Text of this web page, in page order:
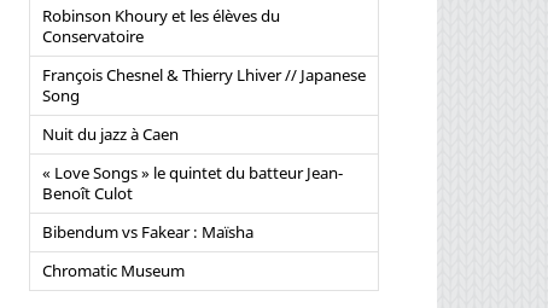
Robinson Khoury et les élèves du
Conservatoire
François Chesnel & Thierry Lhiver // Japanese
Song
Nuit du jazz à Caen
« Love Songs » le quintet du batteur Jean-
Benoît Culot
Bibendum vs Fakear : Maïsha
Chromatic Museum